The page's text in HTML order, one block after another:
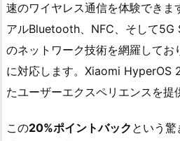
速のワイヤレス通信を体験でき
アルBluetooth、NFC、そして5G
のネットワーク技術を網羅してお
に対応します。Xiaomi HyperOS
たユーザーエクスペリエンスを提
この20%ポイントバック という驚